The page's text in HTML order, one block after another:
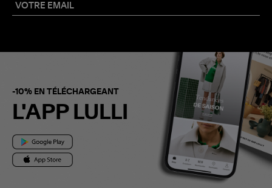
-10% EN TÉLÉCHARGEANT
L'APP LULLI